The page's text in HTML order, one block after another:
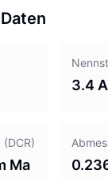
3.4 A
Ma